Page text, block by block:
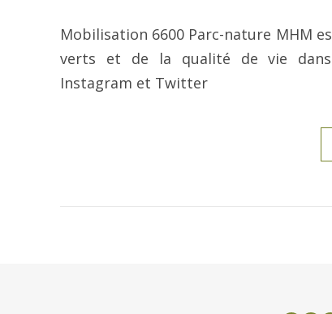
Mobilisation 6600 Parc-nature MHM
verts et de la qualité de vie dans
Instagram et Twitter